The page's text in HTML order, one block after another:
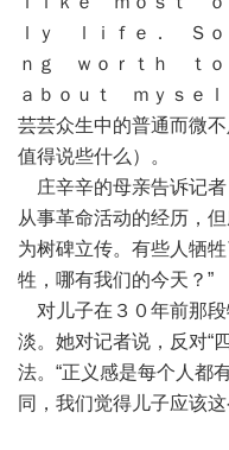
ｌｙ ｌｉｆｅ． Ｓ
ｎｇ ｗｏｒｔｈ ｔ
ａｂｏｕｔ ｍｙｓｅｌ
芸芸众生中的普通而微
值得说些什么）。
庄辛辛的母亲告诉记者
从事革命活动的经历，
为树碑立传。有些人牺
牲，哪有我们的今天？”
对儿子在３０年前那段
淡。她对记者说，反对“
法。“正义感是每个人都
同，我们觉得儿子应该这